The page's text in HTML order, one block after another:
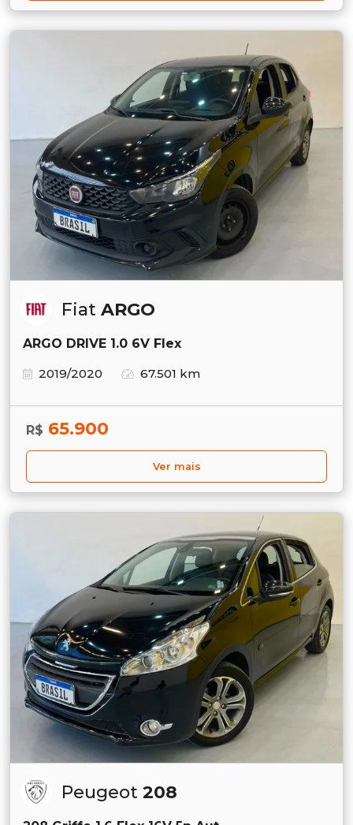
Fiat ARGO
ARGO DRIVE 1.0 6V Flex
2019/2020
67.501 km
R$ 65.900
Ver mais
Peugeot 208